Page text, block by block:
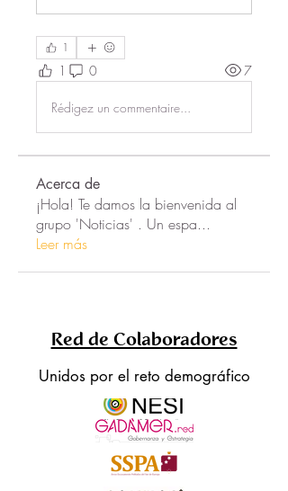
1
1 0 7
Rédigez un commentaire...
Acerca de
¡Hola! Te damos la bienvenida al
grupo 'Noticias' . Un espa...
Leer más
Red de Colaboradores
Unidos por el reto demográfico